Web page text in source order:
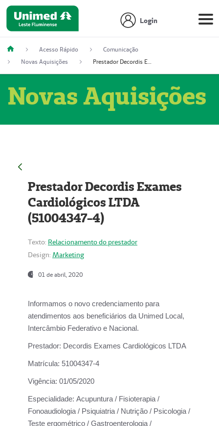
Login
Acesso Rápido
Comunicação
Novas Aquisições
Prestador Decordis Exames Cardiológicos LTDA (51004347-4)
Novas Aquisições
Prestador Decordis Exames
Cardiológicos LTDA
(51004347-4)
Texto: Relacionamento do prestador
Design: Marketing
01 de abril, 2020
Informamos o novo credenciamento para
atendimentos aos beneficiários da Unimed Local,
Intercâmbio Federativo e Nacional.
Prestador: Decordis Exames Cardiológicos LTDA
Matrícula: 51004347-4
Vigência: 01/05/2020
Especialidade: Acupuntura / Fisioterapia /
Fonoaudiologia / Psiquiatria / Nutrição / Psicologia /
Teste ergométrico / Gastroenterologia /